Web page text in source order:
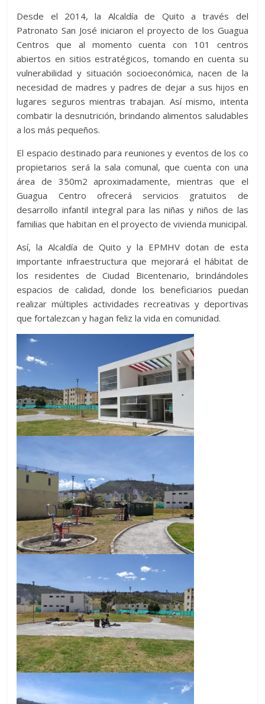
Desde el 2014, la Alcaldía de Quito a través del
Patronato San José iniciaron el proyecto de los Guagua
Centros que al momento cuenta con 101 centros
abiertos en sitios estratégicos, tomando en cuenta su
vulnerabilidad y situación socioeconómica, nacen de la
necesidad de madres y padres de dejar a sus hijos en
lugares seguros mientras trabajan. Así mismo, intenta
combatir la desnutrición, brindando alimentos saludables
a los más pequeños.
El espacio destinado para reuniones y eventos de los co
propietarios será la sala comunal, que cuenta con una
área de 350m2 aproximadamente, mientras que el
Guagua Centro ofrecerá servicios gratuitos de
desarrollo infantil integral para las niñas y niños de las
familias que habitan en el proyecto de vivienda municipal.
Así, la Alcaldía de Quito y la EPMHV dotan de esta
importante infraestructura que mejorará el hábitat de
los residentes de Ciudad Bicentenario, brindándoles
espacios de calidad, donde los beneficiarios puedan
realizar múltiples actividades recreativas y deportivas
que fortalezcan y hagan feliz la vida en comunidad.